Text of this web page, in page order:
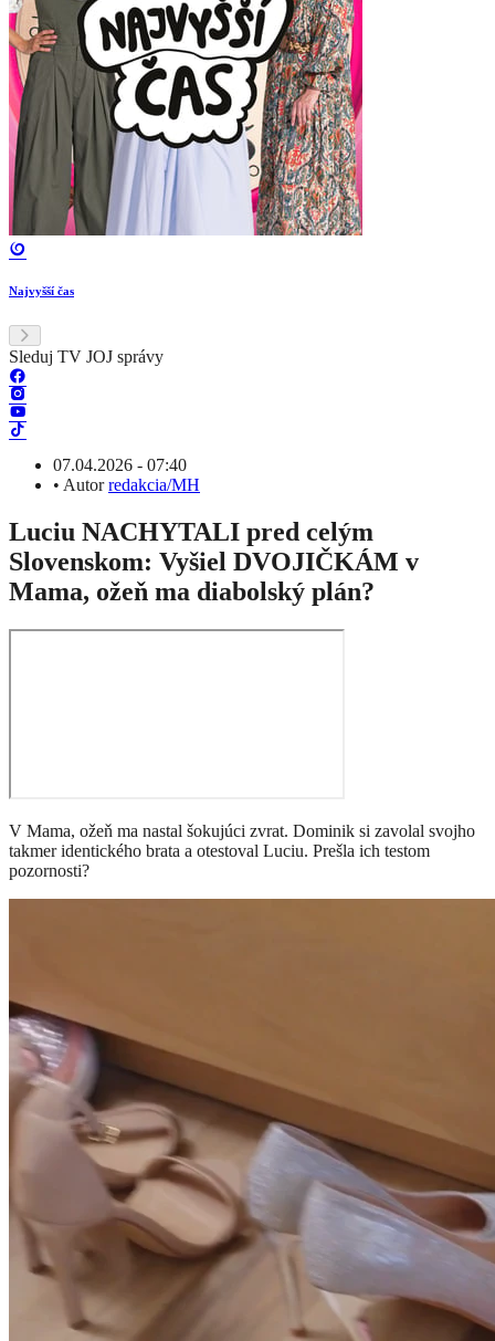
Najvyšší čas
Sleduj TV JOJ správy
07.04.2026 - 07:40
• Autorredakcia/MH
Luciu NACHYTALI pred celým
Slovenskom: Vyšiel DVOJIČKÁM v
Mama, ožeň ma diabolský plán?
V Mama, ožeň ma nastal šokujúci zvrat. Dominik si zavolal svojho
takmer identického brata a otestoval Luciu. Prešla ich testom
pozornosti?